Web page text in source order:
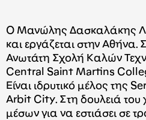
O Μανώλης Δασκαλάκης
και εργάζεται στην Αθήνα.
Ανωτάτη Σχολή Καλών
Central Saint Martins
Είναι ιδρυτικό μέλος της
Arbit City. Στη δουλειά του
μέσων για να εστιάσει σε